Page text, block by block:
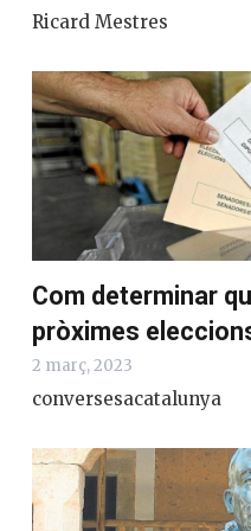
Ricard Mestres
Com determinar
pròximes
2 març, 2023
conversesacatalunya